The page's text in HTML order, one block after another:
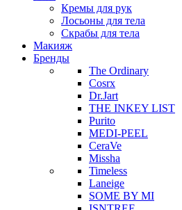
Кремы для рук
Лосьоны для тела
Скрабы для тела
Макияж
Бренды
The Ordinary
Cosrx
Dr.Jart
THE INKEY LIST
Purito
MEDI-PEEL
CeraVe
Missha
Timeless
Laneige
SOME BY MI